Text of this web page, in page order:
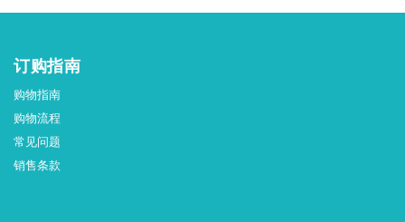
订购指南
购物指南
购物流程
常见问题
销售条款